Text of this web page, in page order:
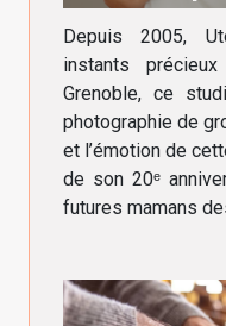
grossesse
Depuis 2005,
instants
Grenoble, ce
photographie de
et l’émotion de
de son 20ᵉ
futures mamans